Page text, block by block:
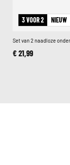
3 VOOR 2 NIEUW
Set van 2 naadloze
€ 21,99